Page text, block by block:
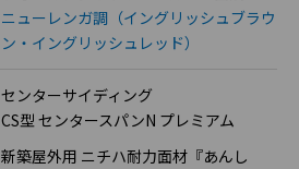
ニューレンガ調（イングリッシュブラウ
ン・イングリッシュレッド）
センターサイディング
CS型 センタースパンN プレミアム
新築屋外用 ニチハ耐力面材『あんし